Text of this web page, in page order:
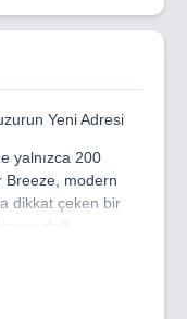
Yeni Adresi
yalnızca 200
Breeze, modern
dikkat çeken bir
ve dağ
hem tatil